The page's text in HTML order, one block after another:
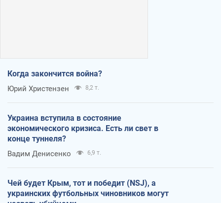
Когда закончится война?
Юрий Христензен 8,2 т.
Украина вступила в состояние
экономического кризиса. Есть ли свет в
конце туннеля?
Вадим Денисенко 6,9 т.
Чей будет Крым, тот и победит (NSJ), а
украинских футбольных чиновников могут